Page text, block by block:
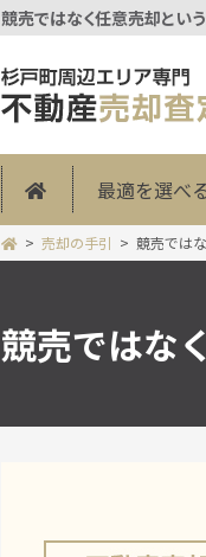
競売ではなく任意売却とい
最適を選べ
売却の手引 競売では
競売ではな